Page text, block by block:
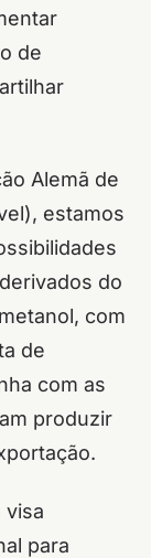
de
Alemã de
estamos
do
com
de
com as
produzir
visa
para